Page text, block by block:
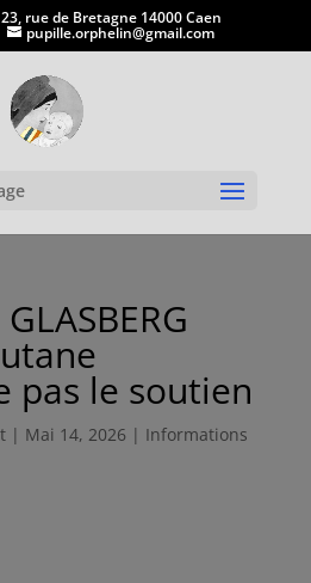
23, rue de Bretagne 14000 Caen
pupille.orphelin@gmail.com
pas le soutien
| Mai 14, 2026 | Informations